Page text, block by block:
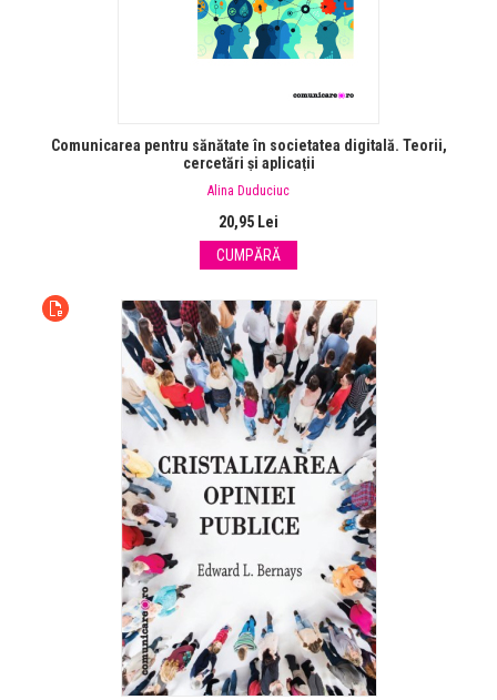
Comunicarea pentru sănătate în societatea digitală. Teorii,
cercetări și aplicații
Alina Duduciuc
20,95 Lei
CUMPĂRĂ